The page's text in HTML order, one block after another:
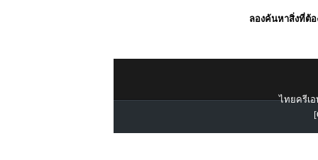
ลองค้นหาสิ่งที่ต้อ
ไทยครีเอ
[